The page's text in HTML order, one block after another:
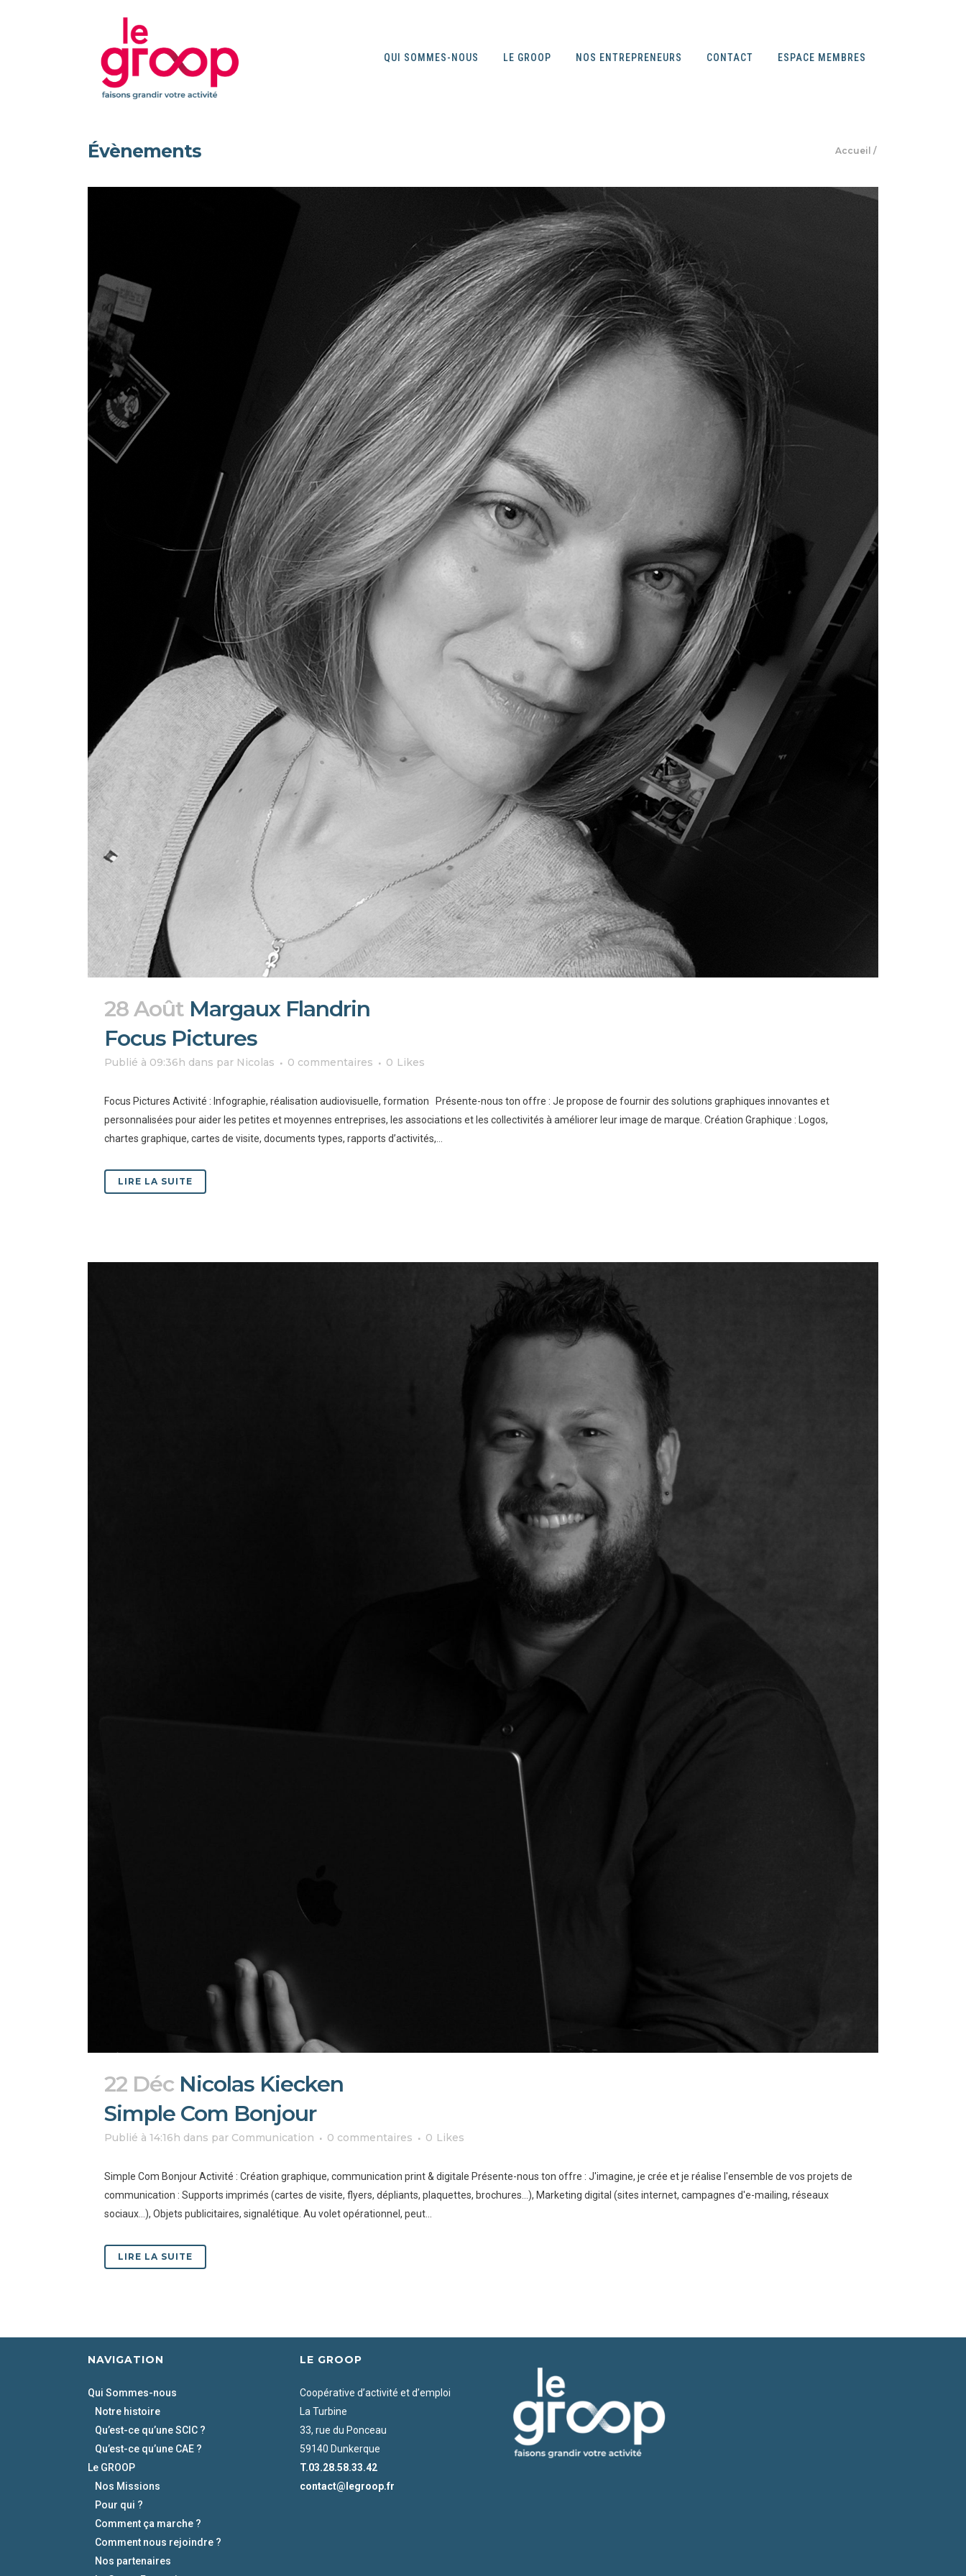
QUI SOMMES-NOUS LE GROOP NOS ENTREPRENEURS CONTACT ESPACE MEMBRES
Évènements Accueil /
28 Août Margaux Flandrin
Focus Pictures
Publié à 09:36h dans par Nicolas 0 commentaires 0 Likes
Focus Pictures Activité : Infographie, réalisation audiovisuelle, formation Présente-nous ton offre : Je propose de fournir des solutions graphiques innovantes et
personnalisées pour aider les petites et moyennes entreprises, les associations et les collectivités à améliorer leur image de marque. Création Graphique : Logos,
chartes graphique, cartes de visite, documents types, rapports d’activités,...
LIRE LA SUITE
22 Déc Nicolas Kiecken
Simple Com Bonjour
Publié à 14:16h dans par Communication 0 commentaires 0 Likes
Simple Com Bonjour Activité : Création graphique, communication print & digitale Présente-nous ton offre : J'imagine, je crée et je réalise l'ensemble de vos projets de
communication : Supports imprimés (cartes de visite, flyers, dépliants, plaquettes, brochures…), Marketing digital (sites internet, campagnes d'e-mailing, réseaux
sociaux…), Objets publicitaires, signalétique. Au volet opérationnel, peut...
LIRE LA SUITE
NAVIGATION
Qui Sommes-nous
Notre histoire
Qu’est-ce qu’une SCIC ?
Qu’est-ce qu’une CAE ?
Le GROOP
Nos Missions
Pour qui ?
Comment ça marche ?
Comment nous rejoindre ?
Nos partenaires
LE GROOP
Coopérative d’activité et d’emploi
La Turbine
33, rue du Ponceau
59140 Dunkerque
T.03.28.58.33.42
contact@legroop.fr